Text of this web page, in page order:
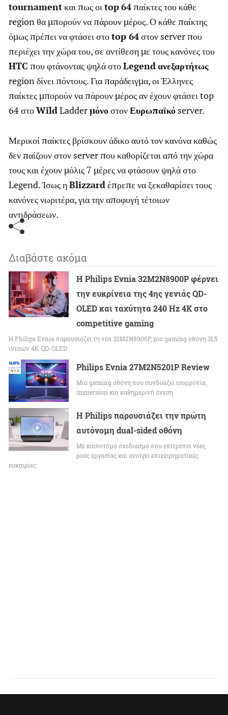
tournamentκαι πως οιtop64παίκτες του κάθε
region θα μπορούν να πάρουν μέρος. Ο κάθε παίκτης
όμως πρέπει να φτάσει στοtop 64στον server που
περιέχει την χώρα του, σε αντίθεση με τους κανόνες του
HTC που φτάνοντας ψηλά στοLegendανεξαρτήτως
region δίνει πόντους. Για παράδειγμα, οι Έλληνες
παίκτες μπορούν να πάρουν μέρος αν έχουν φτάσει top
64 στοWildLadderμόνοστονΕυρωπαϊκό server.
Μερικοί παίκτες βρίσκουν άδικο αυτό τον κανόνα καθώς
δεν παίζουν στον server που καθορίζεται από την χώρα
τους και έχουν μόλις 7 μέρες να φτάσουν ψηλά στο
Legend. Ίσως ηBlizzardέπρεπε να ξεκαθαρίσει τους
κανόνες νωριτέρα, για την αποφυγή τέτοιων
αντιδράσεων.
Διαβάστε ακόμα
Η Philips Evnia 32M2N8900P φέρνει
την ευκρίνεια της 4ης γενιάς QD-
OLED και ταχύτητα 240 Hz 4K στο
competitive gaming
Η Philips Evnia παρουσιάζει τη νέα 32M2N8900P, μια gaming οθόνη 31,5
ιντσών 4K QD-OLED
Philips Evnia 27M2N5201P Review
Μια gaming οθόνη που συνδυάζει ισορροπία,
immersion και καθημερινή άνεση
Η Philips παρουσιάζει την πρώτη
αυτόνομη dual-sided οθόνη
Με καινοτόμο σχεδιασμό που επιτρέπει νέες
ροές εργασίας και ανοίγει επιχειρηματικές
ευκαιρίες